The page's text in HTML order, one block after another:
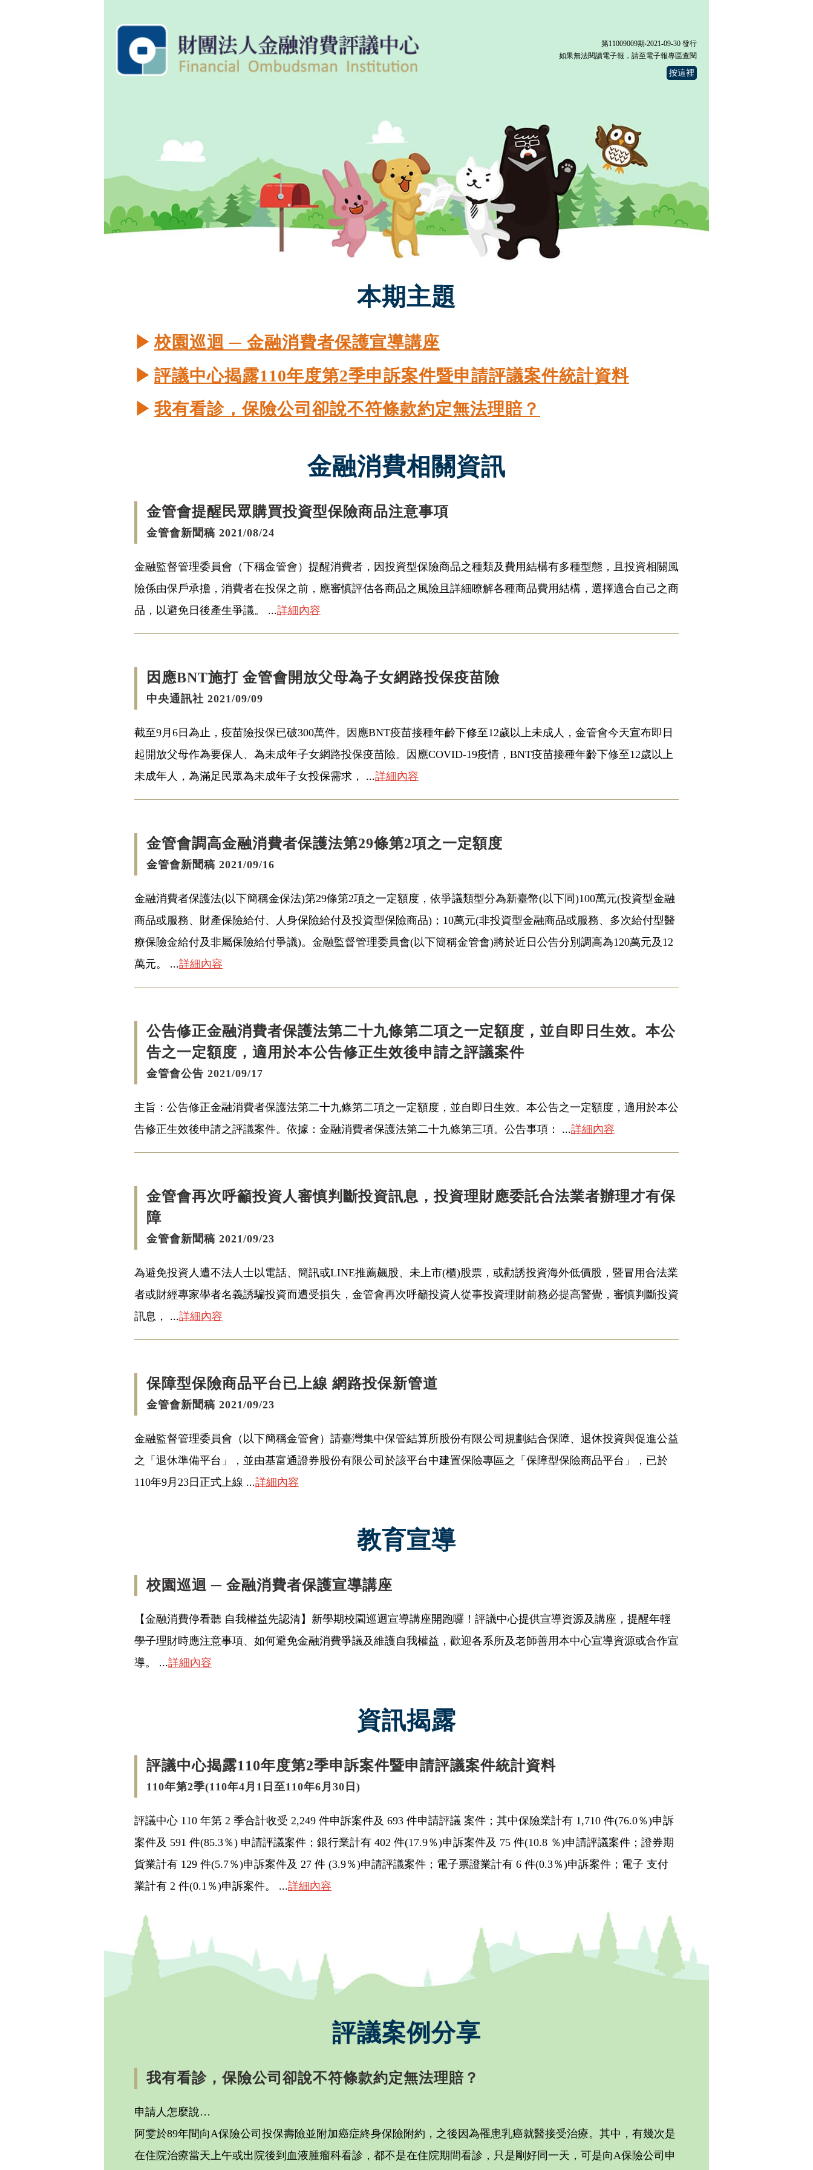
第11009009期‧2021-09-30 發行
如果無法閱讀電子報，請至電子報專區查閱
按這裡
本期主題
▶ 校園巡迴 ─ 金融消費者保護宣導講座
▶ 評議中心揭露110年度第2季申訴案件暨申請評議案件統計資料
▶ 我有看診，保險公司卻說不符條款約定無法理賠？
金融消費相關資訊
金管會提醒民眾購買投資型保險商品注意事項
金管會新聞稿 2021/08/24
金融監督管理委員會（下稱金管會）提醒消費者，因投資型保險商品之種類及費用結構有多種型態，且投資相關風
險係由保戶承擔，消費者在投保之前，應審慎評估各商品之風險且詳細瞭解各種商品費用結構，選擇適合自己之商
品，以避免日後產生爭議。 ...詳細內容
因應BNT施打 金管會開放父母為子女網路投保疫苗險
中央通訊社 2021/09/09
截至9月6日為止，疫苗險投保已破300萬件。因應BNT疫苗接種年齡下修至12歲以上未成人，金管會今天宣布即日
起開放父母作為要保人、為未成年子女網路投保疫苗險。因應COVID-19疫情，BNT疫苗接種年齡下修至12歲以上
未成年人，為滿足民眾為未成年子女投保需求， ...詳細內容
金管會調高金融消費者保護法第29條第2項之一定額度
金管會新聞稿 2021/09/16
金融消費者保護法(以下簡稱金保法)第29條第2項之一定額度，依爭議類型分為新臺幣(以下同)100萬元(投資型金融
商品或服務、財產保險給付、人身保險給付及投資型保險商品)；10萬元(非投資型金融商品或服務、多次給付型醫
療保險金給付及非屬保險給付爭議)。金融監督管理委員會(以下簡稱金管會)將於近日公告分別調高為120萬元及12
萬元。 ...詳細內容
公告修正金融消費者保護法第二十九條第二項之一定額度，並自即日生效。本公
告之一定額度，適用於本公告修正生效後申請之評議案件
金管會公告 2021/09/17
主旨：公告修正金融消費者保護法第二十九條第二項之一定額度，並自即日生效。本公告之一定額度，適用於本公
告修正生效後申請之評議案件。依據：金融消費者保護法第二十九條第三項。公告事項： ...詳細內容
金管會再次呼籲投資人審慎判斷投資訊息，投資理財應委託合法業者辦理才有保
障
金管會新聞稿 2021/09/23
為避免投資人遭不法人士以電話、簡訊或LINE推薦飆股、未上市(櫃)股票，或勸誘投資海外低價股，暨冒用合法業
者或財經專家學者名義誘騙投資而遭受損失，金管會再次呼籲投資人從事投資理財前務必提高警覺，審慎判斷投資
訊息， ...詳細內容
保障型保險商品平台已上線 網路投保新管道
金管會新聞稿 2021/09/23
金融監督管理委員會（以下簡稱金管會）請臺灣集中保管結算所股份有限公司規劃結合保障、退休投資與促進公益
之「退休準備平台」，並由基富通證券股份有限公司於該平台中建置保險專區之「保障型保險商品平台」，已於
110年9月23日正式上線 ...詳細內容
教育宣導
校園巡迴 ─ 金融消費者保護宣導講座
【金融消費停看聽 自我權益先認清】新學期校園巡迴宣導講座開跑囉！評議中心提供宣導資源及講座，提醒年輕
學子理財時應注意事項、如何避免金融消費爭議及維護自我權益，歡迎各系所及老師善用本中心宣導資源或合作宣
導。 ...詳細內容
資訊揭露
評議中心揭露110年度第2季申訴案件暨申請評議案件統計資料
110年第2季(110年4月1日至110年6月30日)
評議中心 110 年第 2 季合計收受 2,249 件申訴案件及 693 件申請評議 案件；其中保險業計有 1,710 件(76.0％)申訴
案件及 591 件(85.3％) 申請評議案件；銀行業計有 402 件(17.9％)申訴案件及 75 件(10.8 ％)申請評議案件；證券期
貨業計有 129 件(5.7％)申訴案件及 27 件 (3.9％)申請評議案件；電子票證業計有 6 件(0.3％)申訴案件；電子 支付
業計有 2 件(0.1％)申訴案件。 ...詳細內容
評議案例分享
我有看診，保險公司卻說不符條款約定無法理賠？
申請人怎麼說…
阿雯於89年間向A保險公司投保壽險並附加癌症終身保險附約，之後因為罹患乳癌就醫接受治療。其中，有幾次是
在住院治療當天上午或出院後到血液腫瘤科看診，都不是在住院期間看診，只是剛好同一天，可是向A保險公司申